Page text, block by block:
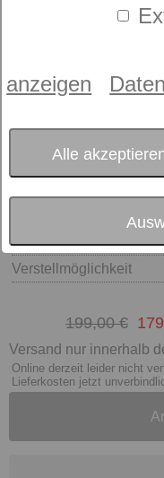
anzeigen
Alle
Größe
Verstellmöglichkeit
199,00 €
Versand nur innerhalb
Online derzeit leider nicht
Lieferkosten jetzt